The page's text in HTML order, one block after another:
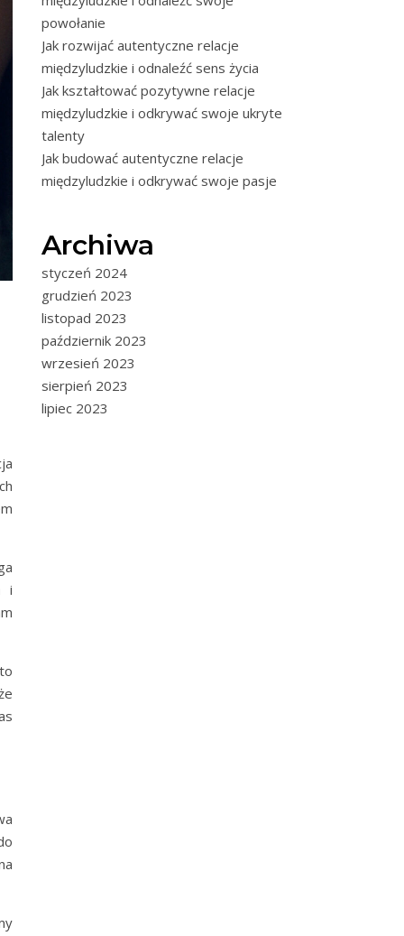
i
powołanie
Jak rozwijać autentyczne relacje
międzyludzkie i odnaleźć sens życia
Jak kształtować pozytywne relacje
międzyludzkie i odkrywać swoje ukryte
talenty
Jak budować autentyczne relacje
międzyludzkie i odkrywać swoje pasje
Archiwa
styczeń 2024
grudzień 2023
listopad 2023
październik 2023
wrzesień 2023
sierpień 2023
lipiec 2023